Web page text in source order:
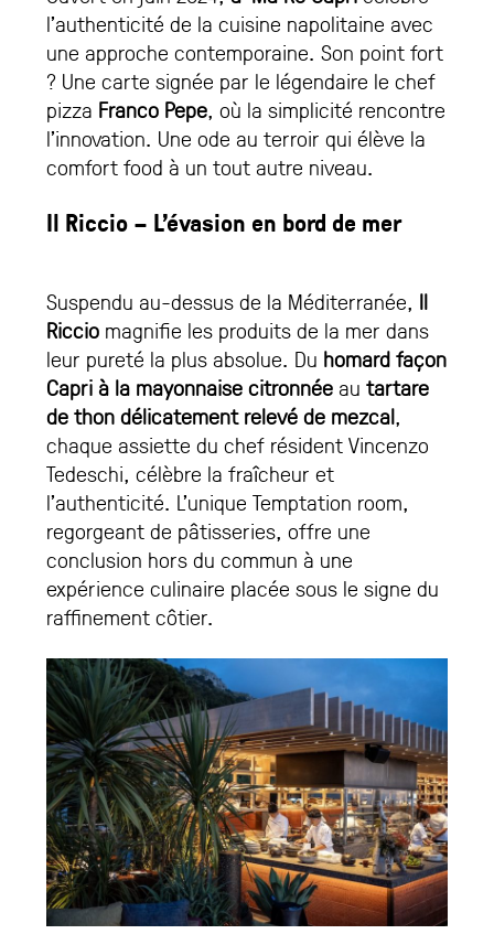
l’authenticité de la cuisine napolitaine avec
une approche contemporaine. Son point fort
? Une carte signée par le légendaire le chef
pizza Franco Pepe, où la simplicité rencontre
l’innovation. Une ode au terroir qui élève la
comfort food à un tout autre niveau.
Il Riccio – L’évasion en bord de mer
Suspendu au-dessus de la Méditerranée, Il
Riccio magnifie les produits de la mer dans
leur pureté la plus absolue. Du homard façon
Capri à la mayonnaise citronnée autartare
de thon délicatement relevé de mezcal,
chaque assiette du chef résident Vincenzo
Tedeschi, célèbre la fraîcheur et
l’authenticité. L’unique Temptation room,
regorgeant de pâtisseries, offre une
conclusion hors du commun à une
expérience culinaire placée sous le signe du
raffinement côtier.